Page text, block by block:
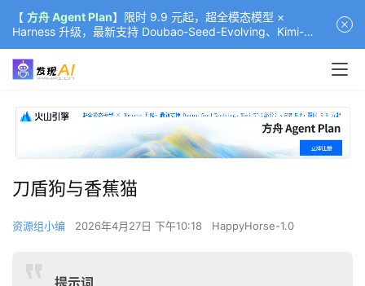
【 方舟 Agent Plan】限时 9.9 元起，超全模态模型 ×
Harness 升级，最新支持 Doubao-Seed-Evolving、Kimi-
K3（部分）、GLM-5.2
00:00 / 00:10
刀盾狗与香蕉猫
资源组小编 2026年4月27日 下午10:18 HappyHorse-1.0